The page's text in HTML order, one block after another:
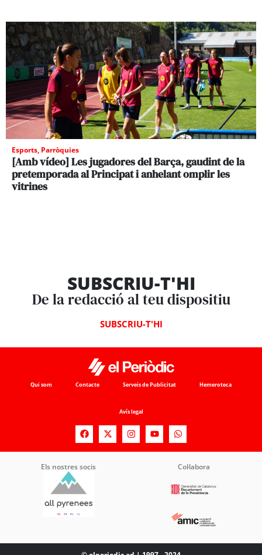
Esports, Parròquies
[Amb vídeo] Les jugadores del Barça, gaudint de la
pretemporada al Principat i anhelant omplir les
vitrines
SUBSCRIU-T'HI
De la redacció al teu dispositiu
SUBSCRIU-T'HI
Qui som Contacte Serveis de Publicitat Hemeroteca
Avís legal
Els nostres socis Col·labora